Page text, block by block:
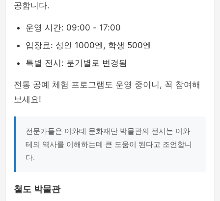
공합니다.
운영 시간: 09:00 - 17:00
입장료: 성인 1000엔, 학생 500엔
특별 전시: 분기별로 변경됨
전통 공예 체험 프로그램도 운영 중이니, 꼭 참여해
보세요!
전문가들은 이와테 문화재단 박물관의 전시는 이와
테의 역사를 이해하는데 큰 도움이 된다고 조언합니
다.
철도 박물관